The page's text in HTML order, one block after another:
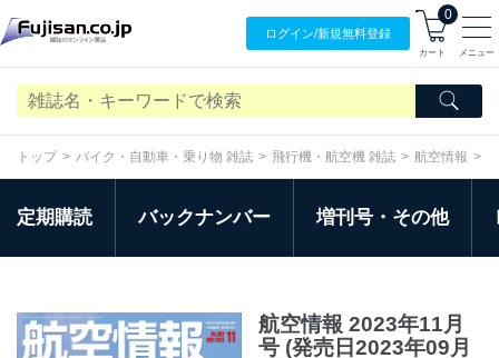
ログイン/新規無料登録
0
カート メニュー
トップ バイク・自動車・乗り物 雑誌 飛行機・航空機 雑誌 航空情報
定期購読 バックナンバー 増刊号・その他
航空情報 2023年11月
号 (発売日2023年09月